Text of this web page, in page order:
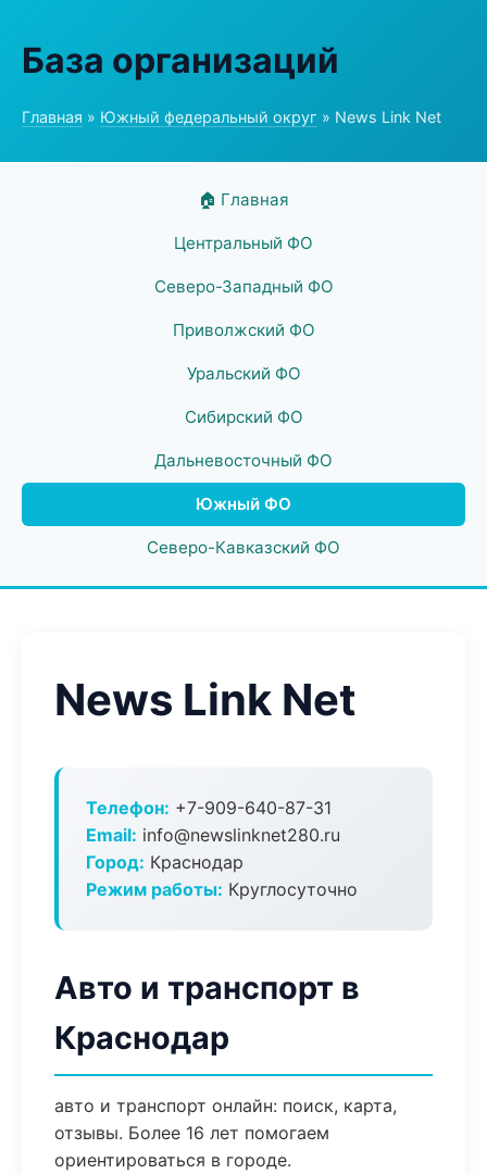
База организаций
Главная » Южный федеральный округ » News Link Net
🏠 Главная
Центральный ФО
Северо-Западный ФО
Приволжский ФО
Уральский ФО
Сибирский ФО
Дальневосточный ФО
Южный ФО
Северо-Кавказский ФО
News Link Net
Телефон: +7-909-640-87-31
Email: info@newslinknet280.ru
Город: Краснодар
Режим работы: Круглосуточно
Авто и транспорт в
Краснодар
авто и транспорт онлайн: поиск, карта,
отзывы. Более 16 лет помогаем
ориентироваться в городе.